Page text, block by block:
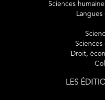
Sciences
Droit,
LES